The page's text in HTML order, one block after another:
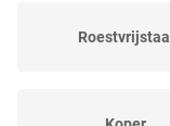
Roestvrijstaal